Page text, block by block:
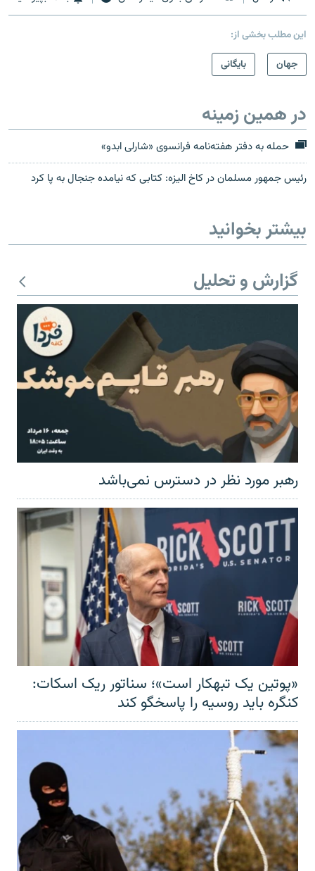
این مطلب بخشی از:
جهان
بایگانی
در همین زمینه
حمله به دفتر هفته‌نامه فرانسوی «شارلی ابدو»
رئیس جمهور مسلمان در کاخ الیزه: کتابی که نیامده جنجال به پا کرد
بیشتر بخوانید
گزارش و تحلیل
رهبر مورد نظر در دسترس نمی‌باشد
«پوتین یک تبهکار است»؛ سناتور ریک اسکات:
کنگره باید روسیه را پاسخگو کند